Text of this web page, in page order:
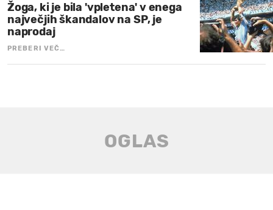
Žoga, ki je bila 'vpletena' v enega
največjih škandalov na SP, je
naprodaj
PREBERI VEČ…